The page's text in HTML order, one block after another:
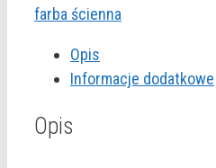
PREMIUM
2,5L
farba ścienna
Opis
Informacje dodatkowe
Opis